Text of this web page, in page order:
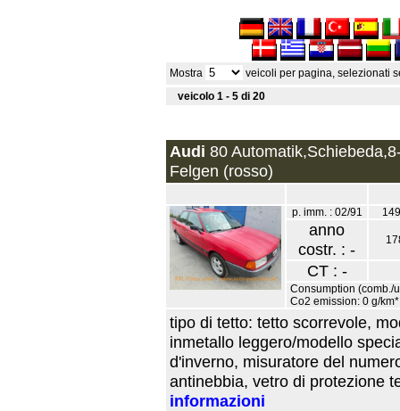
Mostra
veicoli per pagina, selezionati
veicolo 1 - 5 di 20
Audi 80
Felgen (rosso)
p. imm. : 02/91
anno
costr. : -
CT : -
Consumption (comb./
Co2 emission: 0 g/km*
tipo di tetto: tetto scorrevole,
inmetallo leggero/modello
d'inverno, misuratore del
antinebbia, vetro di protezione
informazioni